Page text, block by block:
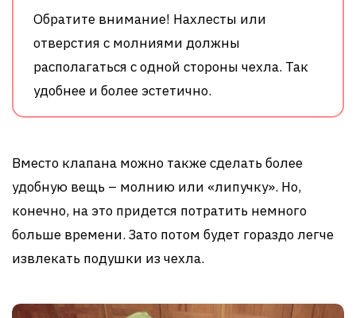
Обратите внимание! Нахлесты или
отверстия с молниями должны
располагаться с одной стороны чехла. Так
удобнее и более эстетично.
Вместо клапана можно также сделать более
удобную вещь – молнию или «липучку». Но,
конечно, на это придется потратить немного
больше времени. Зато потом будет гораздо легче
извлекать подушки из чехла.